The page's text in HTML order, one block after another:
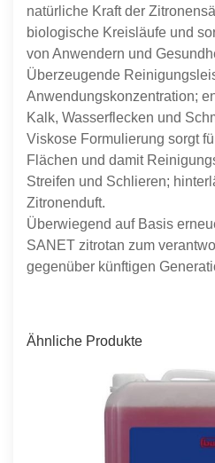
natürliche Kraft der
biologische Kreisläufe und
von Anwendern und
Überzeugende
Anwendungskonzentration;
Kalk, Wasserflecken und
Viskose Formulierung sorgt
Flächen und damit
Streifen und Schlieren;
Zitronenduft.
Überwiegend auf Basis
SANET zitrotan zum
gegenüber künftigen
Ähnliche Produkte